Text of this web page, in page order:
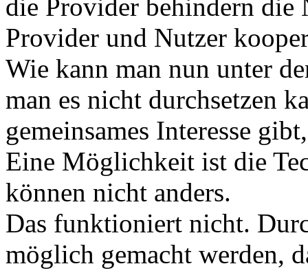
die Provider behindern die
Provider und Nutzer
Wie kann man nun unter
man es nicht durchsetzen
gemeinsames Interesse
Eine Möglichkeit ist die
können nicht anders.
Das funktioniert nicht.
möglich gemacht werden,